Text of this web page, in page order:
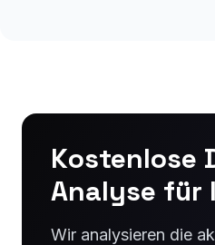
Kostenlose
Analyse für
Wir analysieren die